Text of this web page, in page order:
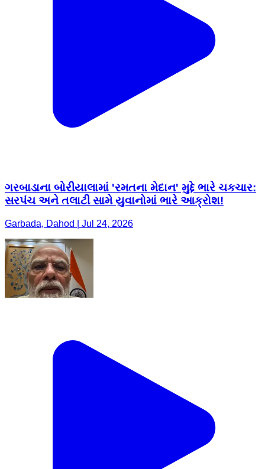
ગરબાડાના બોરીયાલામાં 'રમતના મેદાન' મુદ્દે ભારે ચકચાર:
સરપંચ અને તલાટી સામે યુવાનોમાં ભારે આક્રોશ!
Garbada, Dahod | Jul 24, 2026